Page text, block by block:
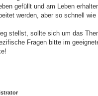
gefüllt und am Leben
werden, aber so schnell
stellst, sollte sich um das
Fragen bitte im